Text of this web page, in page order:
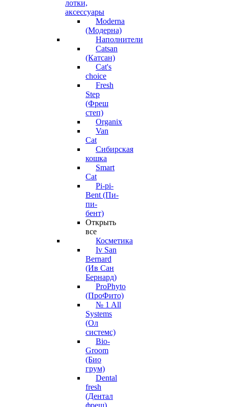
лотки,
аксессуары
Moderna
(Модерна)
Наполнители
Catsan
(Катсан)
Cat's
choice
Fresh
Step
(Фреш
степ)
Organix
Van
Cat
Сибирская
кошка
Smart
Cat
Pi-pi-
Bent (Пи-
пи-
бент)
Открыть
все
Косметика
Iv San
Bernard
(Ив Сан
Бернард)
ProPhyto
(ПроФито)
№ 1 All
Systems
(Ол
системс)
Bio-
Groom
(Био
грум)
Dental
fresh
(Дентал
фреш)